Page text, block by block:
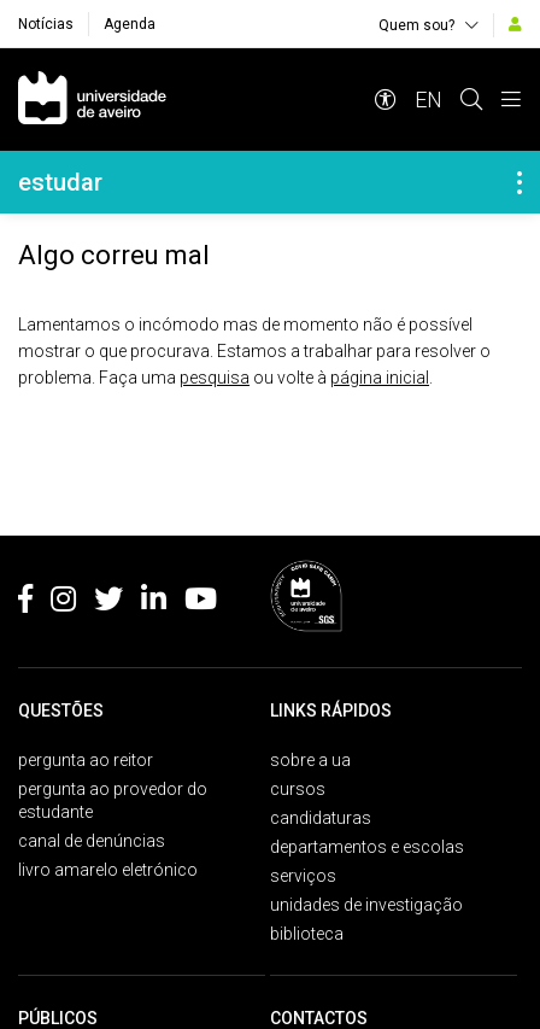
Notícias Agenda Quem sou?
Navegação Principal
EN
Navegação Lateral
estudar
Algo correu mal
Lamentamos o incómodo mas de momento não é possível
mostrar o que procurava. Estamos a trabalhar para resolver o
problema. Faça uma pesquisa ou volte à página inicial
QUESTÕES
pergunta ao reitor
pergunta ao provedor do
estudante
canal de denúncias
livro amarelo eletrónico
LINKS RÁPIDOS
sobre a ua
cursos
candidaturas
departamentos e escolas
serviços
unidades de investigação
biblioteca
PÚBLICOS CONTACTOS